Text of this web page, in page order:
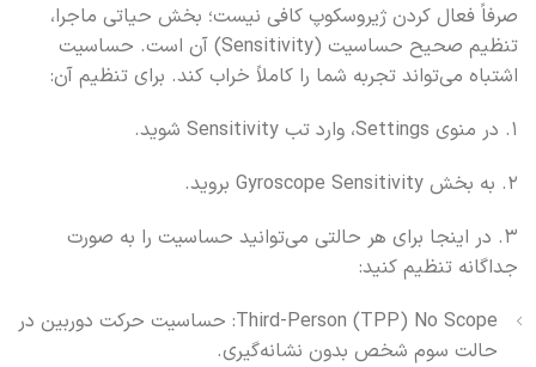
صرفاً فعال کردن ژیروسکوپ کافی نیست؛ بخش حیاتی ماجرا،
تنظیم صحیح حساسیت (Sensitivity) آن است. حساسیت
اشتباه می‌تواند تجربه شما را کاملاً خراب کند. برای تنظیم آن:
1. در منوی Settings، وارد تب Sensitivity شوید.
2. به بخش Gyroscope Sensitivity بروید.
3. در اینجا برای هر حالتی می‌توانید حساسیت را به صورت
جداگانه تنظیم کنید:
Third-Person (TPP) No Scope: حساسیت حرکت دوربین در
حالت سوم شخص بدون نشانه‌گیری.